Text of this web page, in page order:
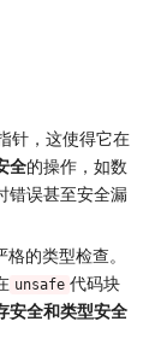
针，这使得它在
全的操作，如数
错误甚至安全漏
的类型检查。
unsafe 代码块
安全和类型安全